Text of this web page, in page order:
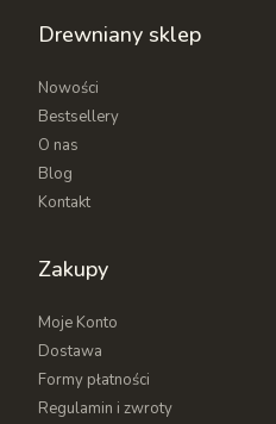
Drewniany sklep
Nowości
Bestsellery
O nas
Blog
Kontakt
Zakupy
Moje Konto
Dostawa
Formy płatności
Regulamin i zwroty